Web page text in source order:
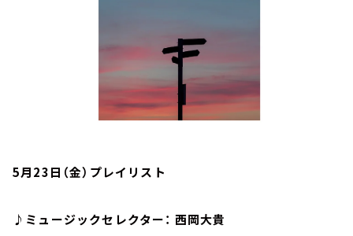
5月23日（金）プレイリスト
♪ミュージックセレクター： 西岡大貴